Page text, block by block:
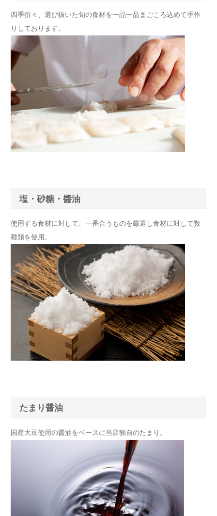
四季折々、選び抜いた旬の食材を一品一品まごころ込めて手作
りしております。
塩・砂糖・醬油
使用する食材に対して、一番合うものを厳選し食材に対して数
種類を使用。
たまり醤油
国産大豆使用の醤油をベースに当店独自のたまり。